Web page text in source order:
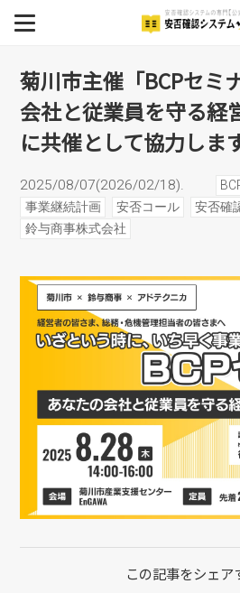
BCP
安否確認システム
安否確認システム導入事例
イベント
セミナー
～あなたの会社
守る経営基盤強
催として協力し
菊川市主催「BCPセミ
会社と従業員を守る経
に共催として協力しま
2025/08/07(2026/02/18).
事業継続計画
安否コール 安否確
鈴与商事株式会社